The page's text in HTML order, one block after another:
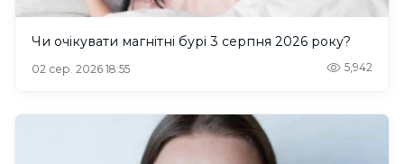
Чи очікувати магнітні бурі 3 серпня 2026 року?
02 сер. 2026 18:55 5,942